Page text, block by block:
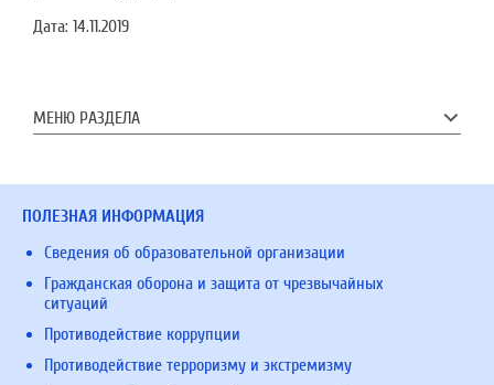
Дата: 14.11.2019
МЕНЮ РАЗДЕЛА
ПОЛЕЗНАЯ ИНФОРМАЦИЯ
Сведения об образовательной организации
Гражданская оборона и защита от чрезвычайных
ситуаций
Противодействие коррупции
Противодействие терроризму и экстремизму